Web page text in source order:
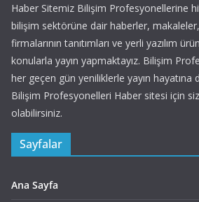
Haber Sitemiz Bilişim Profesyonellerine
bilişim sektörüne dair haberler,
firmalarının tanıtımları ve yerli yazılım
konularla yayın yapmaktayız. Bilişim
her geçen gün yeniliklerle yayın
Bilişim Profesyonelleri Haber sitesi için
olabilirsiniz.
Sayfalar
Ana Sayfa